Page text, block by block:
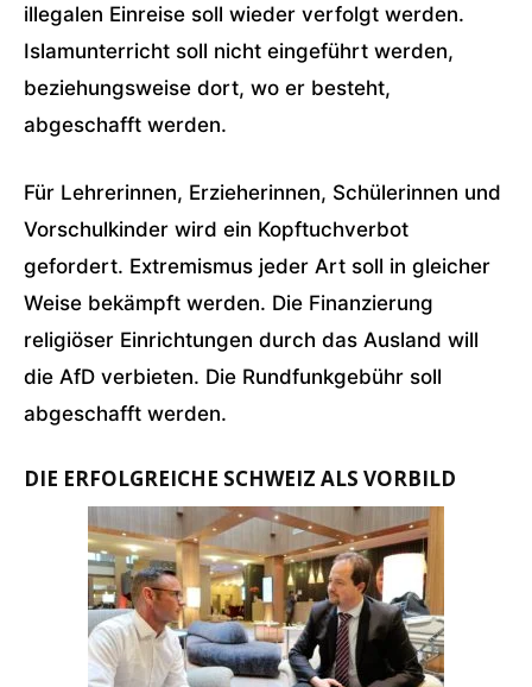
illegalen Einreise soll wieder verfolgt werden.
Islamunterricht soll nicht eingeführt werden,
beziehungsweise dort, wo er besteht,
abgeschafft werden.
Für Lehrerinnen, Erzieherinnen, Schülerinnen und
Vorschulkinder wird ein Kopftuchverbot
gefordert. Extremismus jeder Art soll in gleicher
Weise bekämpft werden. Die Finanzierung
religiöser Einrichtungen durch das Ausland will
die AfD verbieten. Die Rundfunkgebühr soll
abgeschafft werden.
DIE ERFOLGREICHE SCHWEIZ ALS VORBILD